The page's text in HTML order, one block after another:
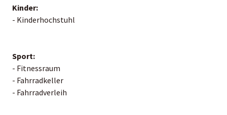
Kinder:
- Kinderhochstuhl
Sport:
- Fitnessraum
- Fahrradkeller
- Fahrradverleih